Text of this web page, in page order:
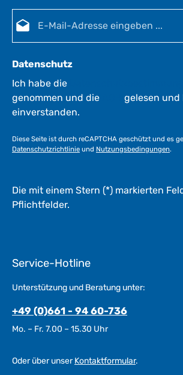
t
:
1
-
W
e
r
k
g
Datenschutz
Ich habe die
genommen und die
gelesen
einverstanden.
Diese Seite ist durch reCAPTCHA geschützt und es
Datenschutzrichtlinie und Nutzungsbedingungen.
Die mit einem Stern (*) markierten
Pflichtfelder.
Service-Hotline
Unterstützung und Beratung unter:
+49 (0)661 - 94 60-736
Mo. – Fr. 7.00 – 15.30 Uhr
Oder über unserKontaktformular.